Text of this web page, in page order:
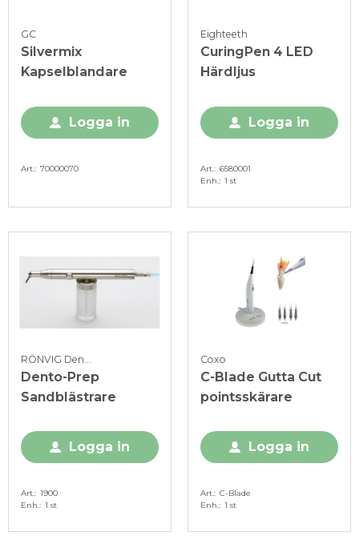
GC
Silvermix
Kapselblandare
Logga in
Art. 70000070
Eighteeth
CuringPen 4 LED
Härdljus
Logga in
Art.
6580001
Enh.
1 st
Dento-Prep
Sandblästrare
Logga in
Art. 1900
Enh. 1 st
Coxo
C-Blade Gutta Cut
pointsskärare
Logga in
Art. C-Blade
Enh. 1 st